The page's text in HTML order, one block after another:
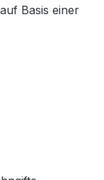
Basis einer